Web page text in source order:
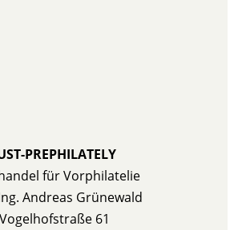
PREPHILATELY
für Vorphilatelie
Andreas Grünewald
Vogelhofstraße 61